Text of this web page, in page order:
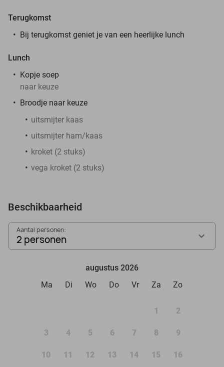
Terugkomst
Bij terugkomst geniet je van een heerlijke lunch
Lunch
Kopje soep
naar keuze
Broodje naar keuze
uitsmijter kaas
uitsmijter ham/kaas
kroket (2 stuks)
vega kroket (2 stuks)
Beschikbaarheid
Aantal personen:
2 personen
augustus 2026
Ma
Di Wo Do Vr Za Zo
1 2
3 4 5 6 7 8 9
10 11 12 13 14 15 16